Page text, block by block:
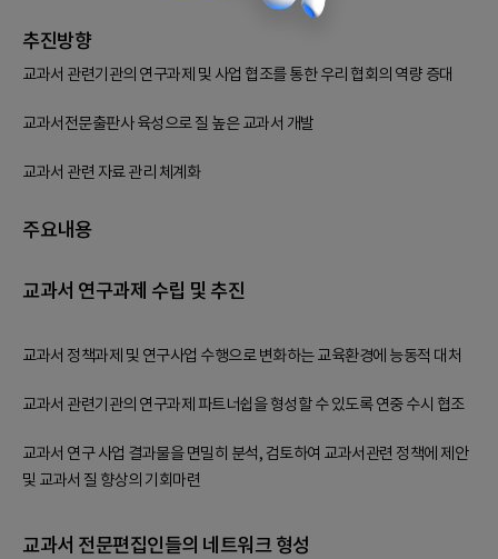
추진방향
교과서 관련기관의 연구과제 및 사업 협조를 통한 우리 협회의 역량 증대
교과서전문출판사 육성으로 질 높은 교과서 개발
교과서 관련 자료 관리 체계화
주요내용
교과서 연구과제 수립 및 추진
교과서 정책과제 및 연구사업 수행으로 변화하는 교육환경에 능동적 대처
교과서 관련기관의 연구과제 파트너쉽을 형성할 수 있도록 연중 수시 협조
교과서 연구 사업 결과물을 면밀히 분석, 검토하여 교과서관련 정책에 제안
및 교과서 질 향상의 기회마련
교과서 전문편집인들의 네트워크 형성